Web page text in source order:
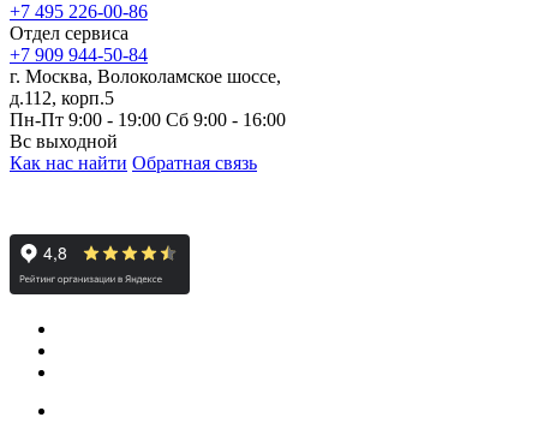
+7 495 226-00-86
Отдел сервиса
+7 909 944-50-84
г. Москва, Волоколамское шоссе,
д.112, корп.5
Пн-Пт 9:00 - 19:00 Сб 9:00 - 16:00
Вс выходной
Как нас найти Обратная связь